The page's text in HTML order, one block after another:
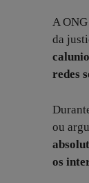
A
da
redes
ou
os